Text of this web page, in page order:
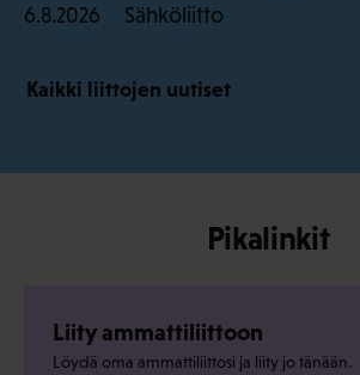
6.8.2026 Sähköliitto
Kaikki liittojen uutiset
Pikalinkit
Liity ammattiliittoon
Löydä oma ammattiliittosi ja liity jo tänään.